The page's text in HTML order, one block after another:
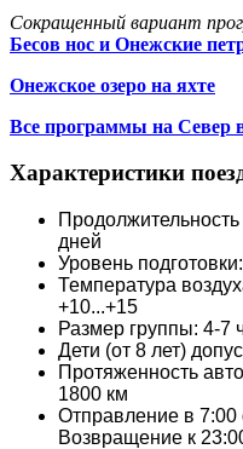
Сокращенный вариант
Бесов нос и Онежские
Онежское озеро на яхте
Все программы на Север
Характеристики
дней
Уровень подготовки:
Температура
+10...+15
Размер группы: 4-7
Дети (от 8 лет)
Протяженность
1800 км
Отправление в 7:00
Возвращение к